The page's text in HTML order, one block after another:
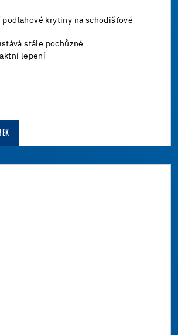
podlahové krytiny na schodišťové
stále pochůzné
lepení